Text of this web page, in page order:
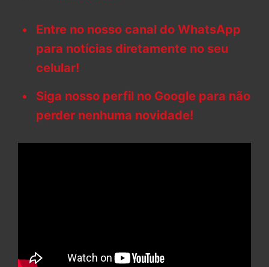
Entre no nosso canal do WhatsApp
para notícias diretamente no seu
celular!
Siga nosso perfil no Google para não
perder nenhuma novidade!